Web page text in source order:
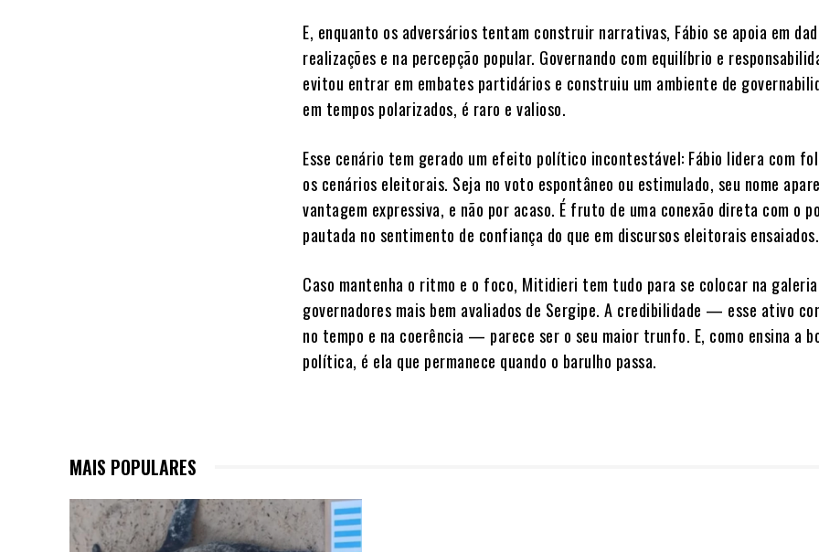
E, enquanto os adversários tentam construir narrativas, Fábio se apoia em
realizações e na percepção popular. Governando com equilíbrio e
evitou entrar em embates partidários e construiu um ambiente de
em tempos polarizados, é raro e valioso.
Esse cenário tem gerado um efeito político incontestável: Fábio lidera com
os cenários eleitorais. Seja no voto espontâneo ou estimulado, seu nome
vantagem expressiva, e não por acaso. É fruto de uma conexão direta com o
pautada no sentimento de confiança do que em discursos eleitorais ensaiados.
Caso mantenha o ritmo e o foco, Mitidieri tem tudo para se colocar na
governadores mais bem avaliados de Sergipe. A credibilidade — esse ativo
no tempo e na coerência — parece ser o seu maior trunfo. E, como ensina a
política, é ela que permanece quando o barulho passa.
MAIS POPULARES